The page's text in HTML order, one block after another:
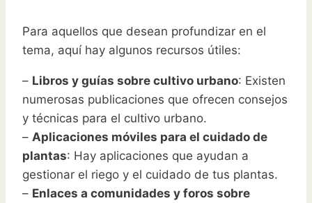
Para aquellos que desean profundizar en el
tema, aquí hay algunos recursos útiles:
– Libros y guías sobre cultivo urbano: Existen
numerosas publicaciones que ofrecen consejos
y técnicas para el cultivo urbano.
– Aplicaciones móviles para el cuidado de
plantas: Hay aplicaciones que ayudan a
gestionar el riego y el cuidado de tus plantas.
– Enlaces a comunidades y foros sobre